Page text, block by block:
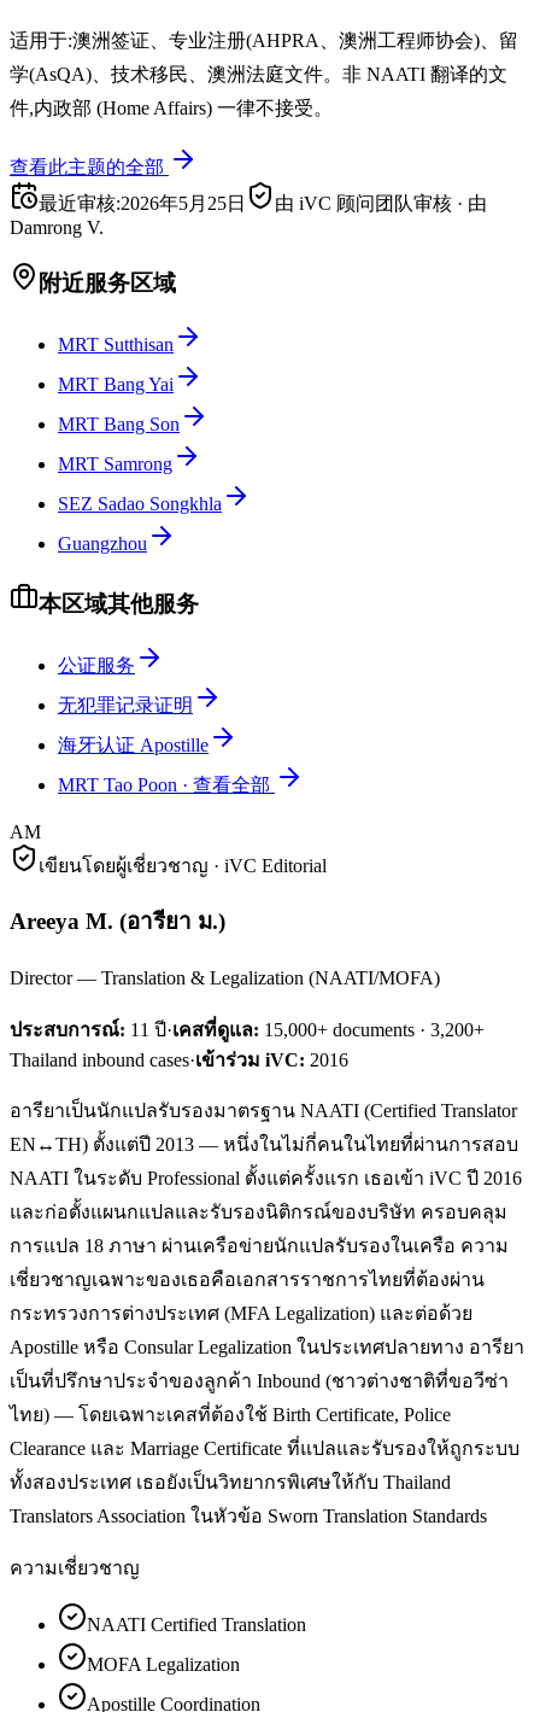
适用于:澳洲签证、专业注册(AHPRA、澳洲工程师协会)、留
学(AsQA)、技术移民、澳洲法庭文件。非 NAATI 翻译的文
件,内政部 (Home Affairs) 一律不接受。
查看此主题的全部
最近审核:2026年5月25日 由 iVC 顾问团队审核 · 由
Damrong V.
附近服务区域
MRT Sutthisan
MRT Bang Yai
MRT Bang Son
MRT Samrong
SEZ Sadao Songkhla
Guangzhou
本区域其他服务
公证服务
无犯罪记录证明
海牙认证 Apostille
MRT Tao Poon · 查看全部
AM
เขียนโดยผู้เชี่ยวชาญ · iVC Editorial
Areeya M. (อารียา ม.)
Director — Translation & Legalization (NAATI/MOFA)
ประสบการณ์: 11 ปี·เคสที่ดูแล: 15,000+ documents · 3,200+
Thailand inbound cases·เข้าร่วม iVC: 2016
อารียาเป็นนักแปลรับรองมาตรฐาน NAATI (Certified Translator
EN↔TH) ตั้งแต่ปี 2013 — หนึ่งในไม่กี่คนในไทยที่ผ่านการสอบ
NAATI ในระดับ Professional ตั้งแต่ครั้งแรก เธอเข้า iVC ปี 2016
และก่อตั้งแผนกแปลและรับรองนิติกรณ์ของบริษัท ครอบคลุม
การแปล 18 ภาษา ผ่านเครือข่ายนักแปลรับรองในเครือ ความ
เชี่ยวชาญเฉพาะของเธอคือเอกสารราชการไทยที่ต้องผ่าน
กระทรวงการต่างประเทศ (MFA Legalization) และต่อด้วย
Apostille หรือ Consular Legalization ในประเทศปลายทาง อารียา
เป็นที่ปรึกษาประจำของลูกค้า Inbound (ชาวต่างชาติที่ขอวีซ่า
ไทย) — โดยเฉพาะเคสที่ต้องใช้ Birth Certificate, Police
Clearance และ Marriage Certificate ที่แปลและรับรองให้ถูกระบบ
ทั้งสองประเทศ เธอยังเป็นวิทยากรพิเศษให้กับ Thailand
Translators Association ในหัวข้อ Sworn Translation Standards
ความเชี่ยวชาญ
NAATI Certified Translation
MOFA Legalization
Apostille Coordination